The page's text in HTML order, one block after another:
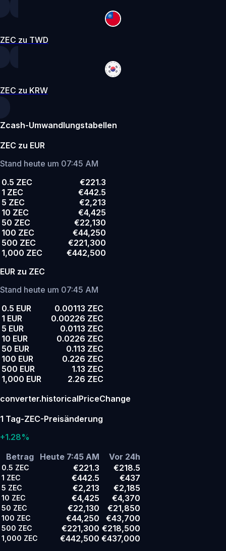
ZEC zu TWD
ZEC zu KRW
Zcash-Umwandlungstabellen
ZEC zu EUR
Stand heute um 07:45 AM
0.5 ZEC
€221.3
1 ZEC
€442.5
5 ZEC
€2,213
10 ZEC
€4,425
50 ZEC
€22,130
100 ZEC
€44,250
500 ZEC
€221,300
1,000 ZEC
€442,500
EUR zu ZEC
Stand heute um 07:45 AM
0.5 EUR
0.00113 ZEC
1 EUR
0.00226 ZEC
5 EUR
0.0113 ZEC
10 EUR
0.0226 ZEC
50 EUR
0.113 ZEC
100 EUR
0.226 ZEC
500 EUR
1.13 ZEC
1,000 EUR
2.26 ZEC
converter.historicalPriceChange
1 Tag-ZEC-Preisänderung
+1.28%
Betrag
Heute 7:45 AM Vor 24h
0.5 ZEC €221.3 €218.5
1 ZEC €442.5 €437
5 ZEC €2,213 €2,185
10 ZEC €4,425 €4,370
50 ZEC €22,130 €21,850
100 ZEC €44,250 €43,700
500 ZEC €221,300 €218,500
1,000 ZEC €442,500 €437,000